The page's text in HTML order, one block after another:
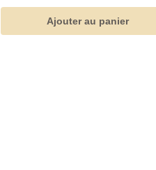
Ajouter au panier